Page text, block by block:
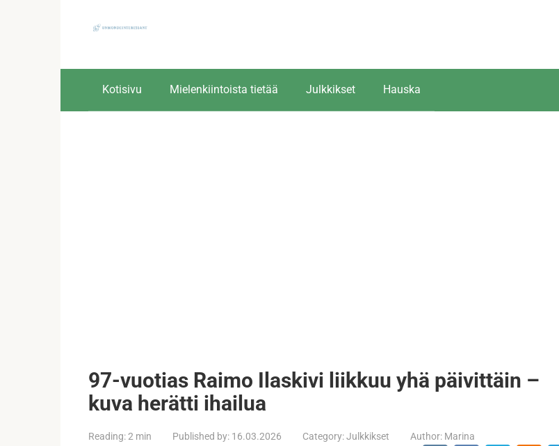
Kotisivu Mielenkiintoista tietää Julkkikset Hauska
97-vuotias Raimo Ilaskivi liikkuu yhä päivittäin –
kuva herätti ihailua
Reading:2 min Published by: 16.03.2026 Category:Julkkikset Author: Marina